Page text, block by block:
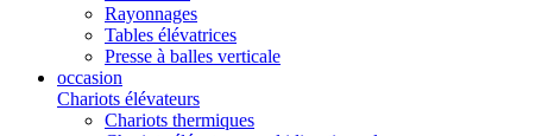
Rayonnages
Tables élévatrices
Presse à balles verticale
occasion
Chariots élévateurs
Chariots thermiques